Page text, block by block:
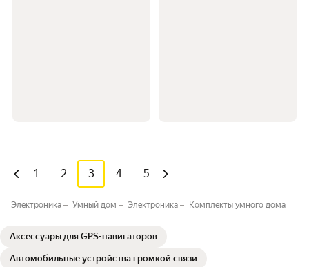
1 2 3 4 5
Электроника Умный дом Электроника Комплекты умного дома
Аксессуары для GPS-навигаторов
Автомобильные устройства громкой связи